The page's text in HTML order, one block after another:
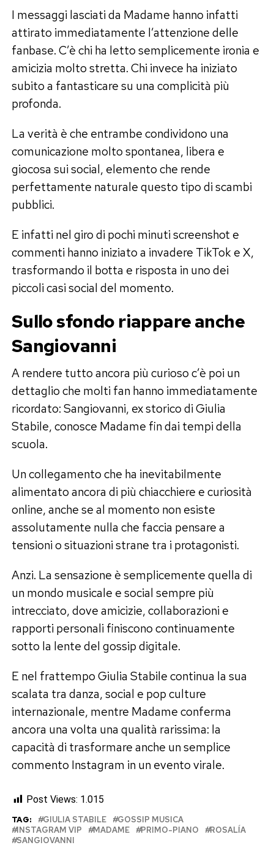
I messaggi lasciati da Madame hanno infatti
attirato immediatamente l’attenzione delle
fanbase. C’è chi ha letto semplicemente ironia e
amicizia molto stretta. Chi invece ha iniziato
subito a fantasticare su una complicità più
profonda.
La verità è che entrambe condividono una
comunicazione molto spontanea, libera e
giocosa sui social, elemento che rende
perfettamente naturale questo tipo di scambi
pubblici.
E infatti nel giro di pochi minuti screenshot e
commenti hanno iniziato a invadere TikTok e X,
trasformando il botta e risposta in uno dei
piccoli casi social del momento.
Sullo sfondo riappare anche
Sangiovanni
A rendere tutto ancora più curioso c’è poi un
dettaglio che molti fan hanno immediatamente
ricordato: Sangiovanni, ex storico di Giulia
Stabile, conosce Madame fin dai tempi della
scuola.
Un collegamento che ha inevitabilmente
alimentato ancora di più chiacchiere e curiosità
online, anche se al momento non esiste
assolutamente nulla che faccia pensare a
tensioni o situazioni strane tra i protagonisti.
Anzi. La sensazione è semplicemente quella di
un mondo musicale e social sempre più
intrecciato, dove amicizie, collaborazioni e
rapporti personali finiscono continuamente
sotto la lente del gossip digitale.
E nel frattempo Giulia Stabile continua la sua
scalata tra danza, social e pop culture
internazionale, mentre Madame conferma
ancora una volta una qualità rarissima: la
capacità di trasformare anche un semplice
commento Instagram in un evento virale.
Post Views: 1.015
TAG: GIULIA STABILE
GOSSIP MUSICA
INSTAGRAM VIP
MADAME PRIMO-PIANO
ROSALÍA
SANGIOVANNI